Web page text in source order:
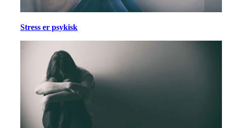
Stress er psykisk